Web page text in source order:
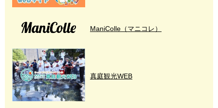
ManiColle（マニコレ）
真庭観光WEB